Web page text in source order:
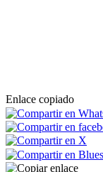
Enlace copiado